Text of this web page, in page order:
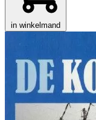
in winkelmand